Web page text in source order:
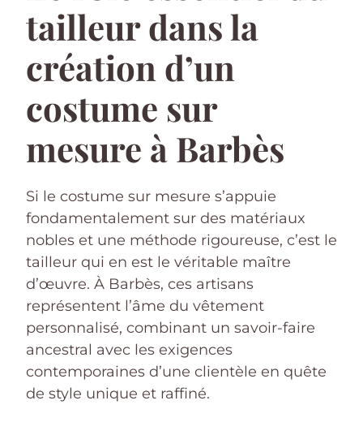
tailleur dans la
création d’un
costume sur
mesure à Barbès
Si le costume sur mesure s’appuie
fondamentalement sur des matériaux
nobles et une méthode rigoureuse, c’est le
tailleur qui en est le véritable maître
d’œuvre. À Barbès, ces artisans
représentent l’âme du vêtement
personnalisé, combinant un savoir-faire
ancestral avec les exigences
contemporaines d’une clientèle en quête
de style unique et raffiné.